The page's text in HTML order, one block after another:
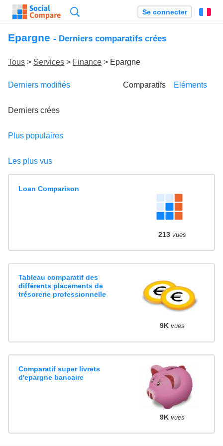
Se connecter
Epargne - Derniers comparatifs crées
Tous > Services > Finance > Epargne
Derniers modifiés
Derniers crées
Plus populaires
Les plus vus
Comparatifs Eléments
Loan Comparison
213 vues
Tableau comparatif des
différents placements de
trésorerie professionnelle
9K vues
Comparatif super livrets
d'epargne bancaire
9K vues